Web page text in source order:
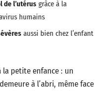
de l’utérus grâce à la
humains
aussi bien chez l’enfant
la petite enfance : un
à l’abri, même face